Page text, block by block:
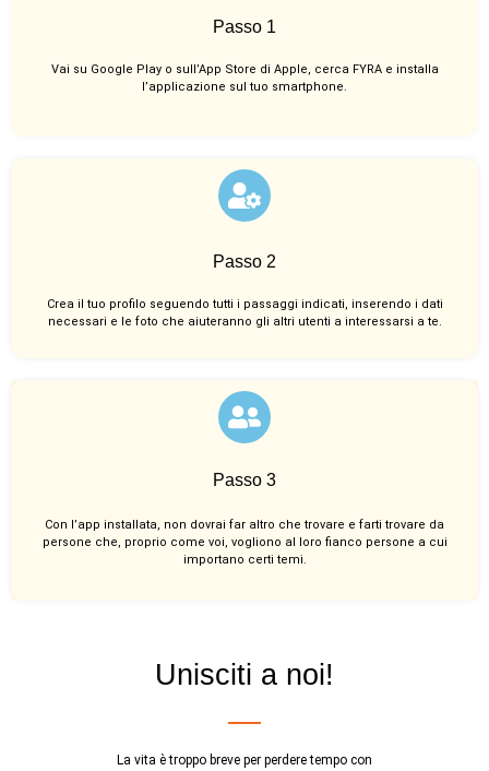
Passo 1
Vai su Google Play o sull’App Store di Apple, cerca FYRA e installa
l’applicazione sul tuo smartphone.
Passo 2
Crea il tuo profilo seguendo tutti i passaggi indicati, inserendo i dati
necessari e le foto che aiuteranno gli altri utenti a interessarsi a te.
Passo 3
Con l’app installata, non dovrai far altro che trovare e farti trovare da
persone che, proprio come voi, vogliono al loro fianco persone a cui
importano certi temi.
Unisciti a noi!
La vita è troppo breve per perdere tempo con